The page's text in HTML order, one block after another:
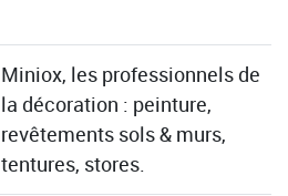
Miniox, les professionnels de
la décoration : peinture,
revêtements sols & murs,
tentures, stores.